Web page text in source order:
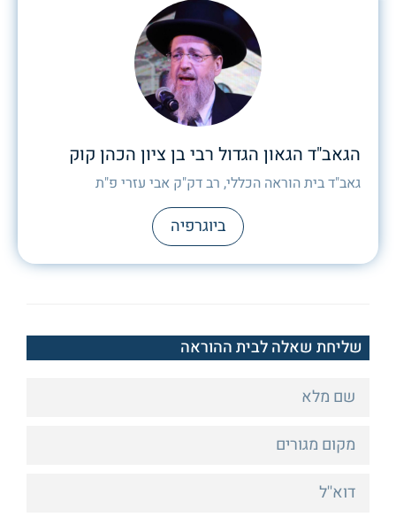
הגאב"ד הגאון הגדול רבי בן ציון הכהן קוק
גאב"ד בית הוראה הכללי, רב דק"ק אבי עזרי פ"ת
ביוגרפיה
שליחת שאלה לבית ההוראה